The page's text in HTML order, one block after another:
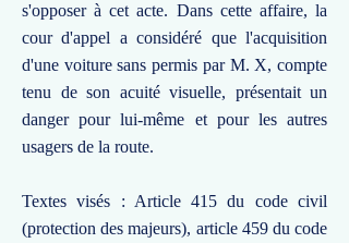
s'opposer à cet acte. Dans cette affaire, la
cour d'appel a considéré que l'acquisition
d'une voiture sans permis par M. X, compte
tenu de son acuité visuelle, présentait un
danger pour lui-même et pour les autres
usagers de la route.
Textes visés : Article 415 du code civil
(protection des majeurs), article 459 du code